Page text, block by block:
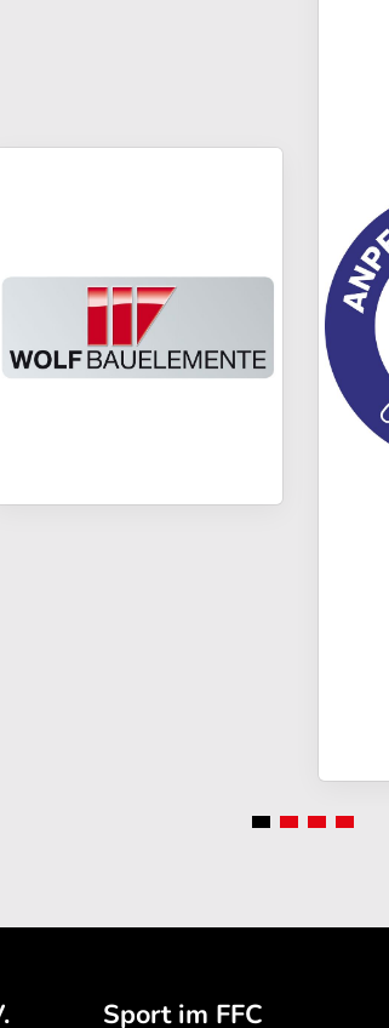
Sport im FFC